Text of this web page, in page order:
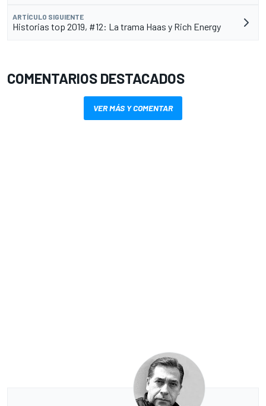
ARTÍCULO SIGUIENTE
Historias top 2019, #12: La trama Haas y Rich Energy
COMENTARIOS DESTACADOS
VER MÁS Y COMENTAR